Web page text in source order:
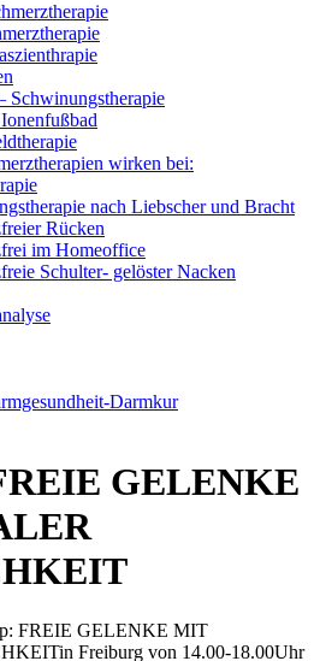
Schwinungstherapie
wirken bei:
nach Liebscher und Bracht
Rücken
im Homeoffice
Schulter- gelöster Nacken
Darmkur
GELENKE
FREIE GELENKE MIT
in Freiburg von 14.00-18.00Uhr